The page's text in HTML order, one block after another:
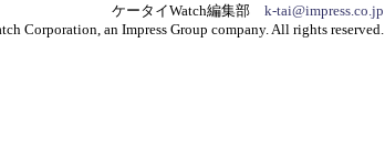
ケータイWatch編集部 k-tai@impress.co.jp
Corporation, an Impress Group company. All rights reserved.